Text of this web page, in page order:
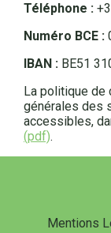
Téléphone :
Numéro BCE :
IBAN : BE51
La politique de
générales des
accessibles,
(pdf).
Mentions